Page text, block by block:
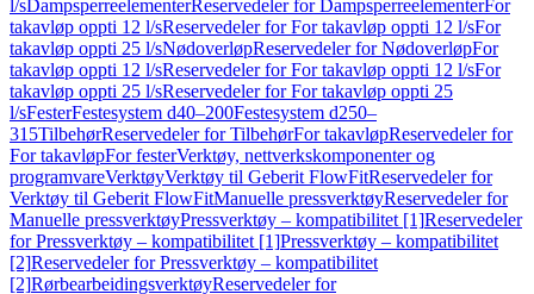
l/sDampsperreelementerReservedeler for DampsperreelementerFor
takavløp oppti 12 l/sReservedeler for For takavløp oppti 12 l/sFor
takavløp oppti 25 l/sNødoverløpReservedeler for NødoverløpFor
takavløp oppti 12 l/sReservedeler for For takavløp oppti 12 l/sFor
takavløp oppti 25 l/sReservedeler for For takavløp oppti 25
l/sFesterFestesystem d40–200Festesystem d250–
315TilbehørReservedeler for TilbehørFor takavløpReservedeler for
For takavløpFor festerVerktøy, nettverkskomponenter og
programvareVerktøyVerktøy til Geberit FlowFitReservedeler for
Verktøy til Geberit FlowFitManuelle pressverktøyReservedeler for
Manuelle pressverktøyPressverktøy – kompatibilitet [1]Reservedeler
for Pressverktøy – kompatibilitet [1]Pressverktøy – kompatibilitet
[2]Reservedeler for Pressverktøy – kompatibilitet
[2]RørbearbeidingsverktøyReservedeler for